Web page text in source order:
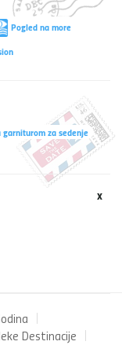
Pogled na more
garniturom za sedenje
x
Destinacije